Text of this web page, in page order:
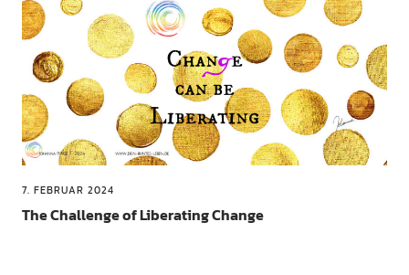
7. FEBRUAR 2024
The Challenge of Liberating Change